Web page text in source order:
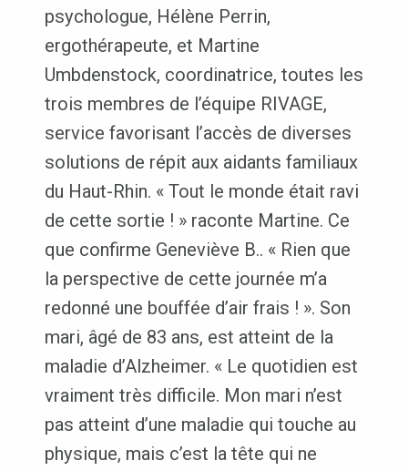
psychologue, Hélène Perrin,
ergothérapeute, et Martine
Umbdenstock, coordinatrice, toutes les
trois membres de l’équipe RIVAGE,
service favorisant l’accès de diverses
solutions de répit aux aidants familiaux
du Haut-Rhin. « Tout le monde était ravi
de cette sortie ! » raconte Martine. Ce
que confirme Geneviève B.. « Rien que
la perspective de cette journée m’a
redonné une bouffée d’air frais ! ». Son
mari, âgé de 83 ans, est atteint de la
maladie d’Alzheimer. « Le quotidien est
vraiment très difficile. Mon mari n’est
pas atteint d’une maladie qui touche au
physique, mais c’est la tête qui ne